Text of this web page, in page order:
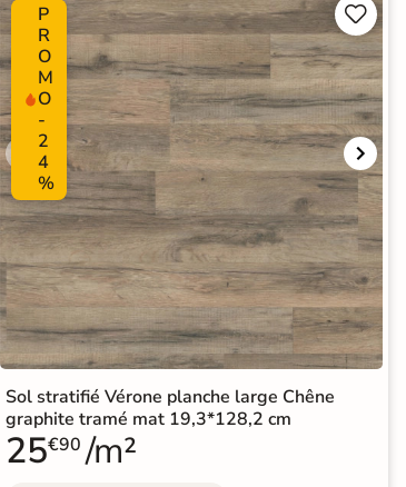
P
R
O
M
O
-
2
4
%


Sol stratifié Vérone planche large Chêne
graphite tramé mat 19,3*128,2 cm
25€90 /m²